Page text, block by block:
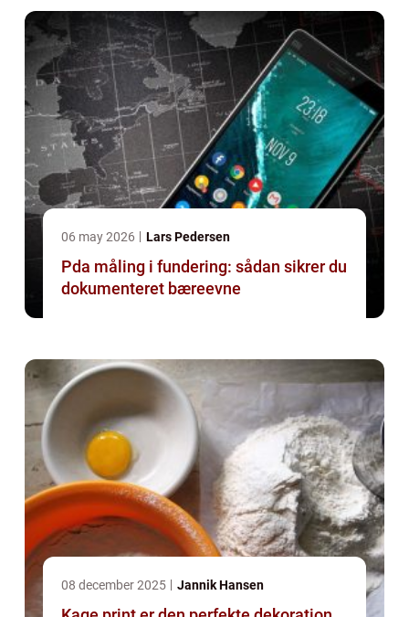
06 may 2026 Lars Pedersen
Pda måling i fundering: sådan sikrer du
dokumenteret bæreevne
08 december 2025 Jannik Hansen